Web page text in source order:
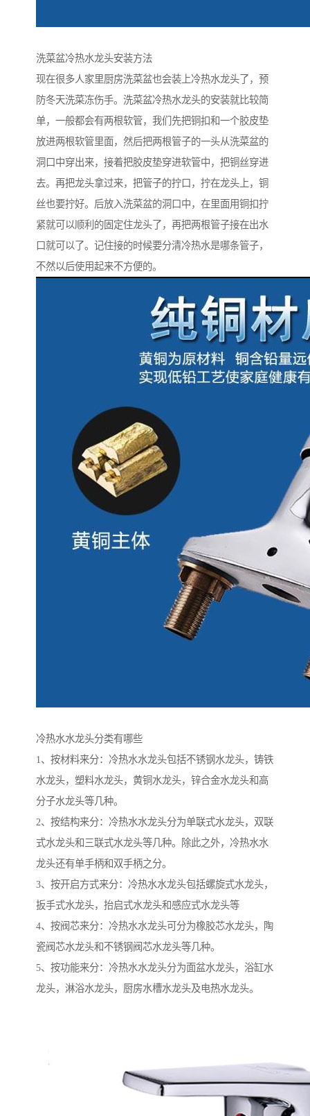
洗菜盆冷热水龙头安装方法
现在很多人家里厨房洗菜盆也会装上冷热水龙头了，预
防冬天洗菜冻伤手。洗菜盆冷热水龙头的安装就比较简
单，一般都会有两根软管，我们先把铜扣和一个胶皮垫
放进两根软管里面，然后把两根管子的一头从洗菜盆的
洞口中穿出来，接着把胶皮垫穿进软管中，把铜丝穿进
去。再把龙头拿过来，把管子的拧口，拧在龙头上，铜
丝也要拧好。后放入洗菜盆的洞口中，在里面用铜扣拧
紧就可以顺利的固定住龙头了，再把两根管子接在出水
口就可以了。记住接的时候要分清冷热水是哪条管子，
不然以后使用起来不方便的。
冷热水水龙头分类有哪些
1、按材料来分：冷热水水龙头包括不锈钢水龙头，铸铁
水龙头，塑料水龙头，黄铜水龙头，锌合金水龙头和高
分子水龙头等几种。
2、按结构来分：冷热水水龙头分为单联式水龙头，双联
式水龙头和三联式水龙头等几种。除此之外，冷热水水
龙头还有单手柄和双手柄之分。
3、按开启方式来分：冷热水水龙头包括螺旋式水龙头，
扳手式水龙头，抬启式水龙头和感应式水龙头等
4、按阀芯来分：冷热水水龙头可分为橡胶芯水龙头，陶
瓷阀芯水龙头和不锈钢阀芯水龙头等几种。
5、按功能来分：冷热水水龙头分为面盆水龙头，浴缸水
龙头，淋浴水龙头，厨房水槽水龙头及电热水龙头。